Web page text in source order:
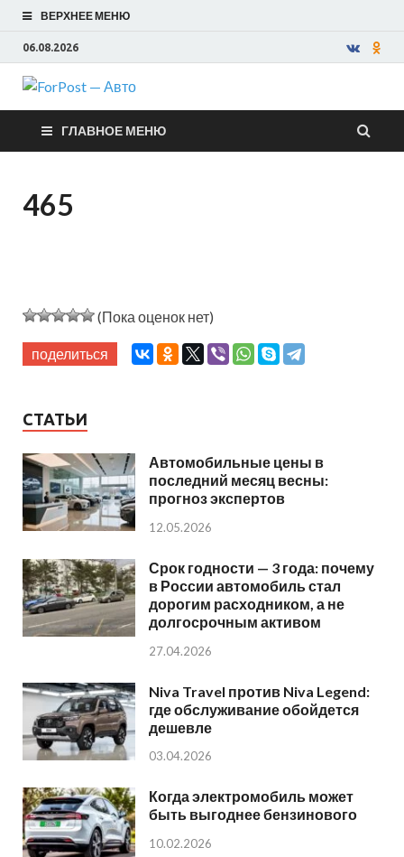
ВЕРХНЕЕ МЕНЮ
06.08.2026
ForPost —
Авто
ГЛАВНОЕ МЕНЮ
465
(Пока оценок нет)
поделиться
СТАТЬИ
Автомобильные цены в
последний месяц весны:
прогноз экспертов
12.05.2026
Срок годности — 3 года: почему
в России автомобиль стал
дорогим расходником, а не
долгосрочным активом
27.04.2026
Niva Travel против Niva Legend:
где обслуживание обойдется
дешевле
03.04.2026
Когда электромобиль может
быть выгоднее бензинового
10.02.2026